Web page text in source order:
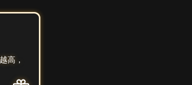
日起 - 8/13（只有一週）-📣 酷暑季好康
\ 再加碼 /→ 點數回饋無上限🔥購買任一
高，